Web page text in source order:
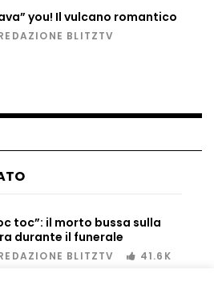
sul passaggio a livello:
zero: fiumi congelati e navi
you! Il vulcano romantico
BLITZTV
toc”: il morto bussa sulla
durante il funerale
BLITZTV 41.6K